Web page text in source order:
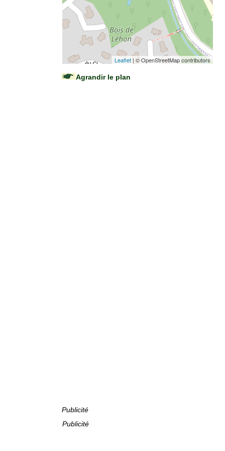
Leaflet | © OpenStreetMap contributors
Agrandir le plan
Publicité
Publicité